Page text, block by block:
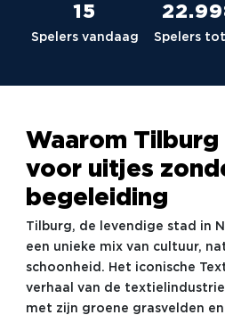
15
Spelers vandaag Spelers
Waarom Tilburg
voor uitjes
begeleiding
Tilburg, de levendige stad in
een unieke mix van cultuur,
schoonheid. Het iconische
verhaal van de
met zijn groene grasvelden